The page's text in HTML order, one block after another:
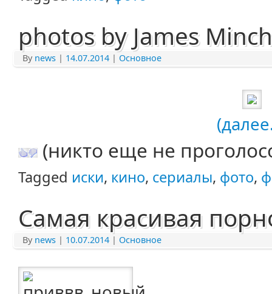
photos by James
By news | 14.07.2014 | Основное
(никто еще не
Tagged иски, кино, сериалы, фото,
Самая красивая
By news | 10.07.2014 | Основное